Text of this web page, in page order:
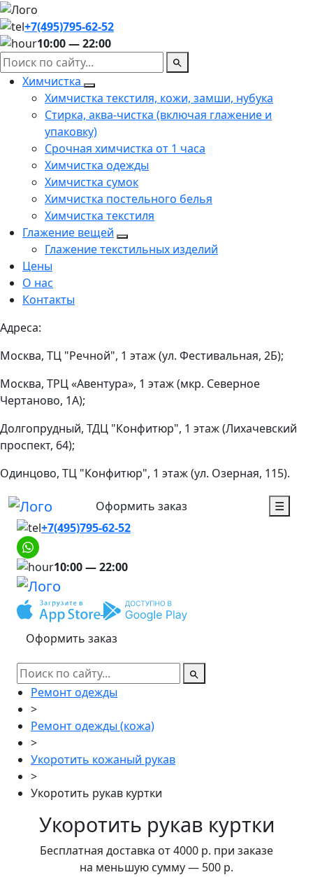
+7(495)795-62-52
10:00 — 22:00
Химчистка
Химчистка текстиля, кожи, замши, нубука
Стирка, аква-чистка (включая глажение и
упаковку)
Срочная химчистка от 1 часа
Химчистка одежды
Химчистка сумок
Химчистка постельного белья
Химчистка текстиля
Глажение вещей
Глажение текстильных изделий
Цены
О нас
Контакты
Адреса:
Москва, ТЦ "Речной", 1 этаж (ул. Фестивальная, 2Б);
Москва, ТРЦ «Авентура», 1 этаж (мкр. Северное
Чертаново, 1А);
Долгопрудный, ТДЦ "Конфитюр", 1 этаж (Лихачевский
проспект, 64);
Одинцово, ТЦ "Конфитюр", 1 этаж (ул. Озерная, 115).
Оформить заказ
☰
+7(495)795-62-52
10:00 — 22:00
Оформить заказ
Ремонт одежды
>
Ремонт одежды (кожа)
>
Укоротить кожаный рукав
>
Укоротить рукав куртки
Укоротить рукав куртки
Бесплатная доставка от 4000 р. при заказе
на меньшую сумму — 500 р.